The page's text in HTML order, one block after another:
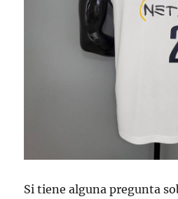
Si tiene alguna pregunta